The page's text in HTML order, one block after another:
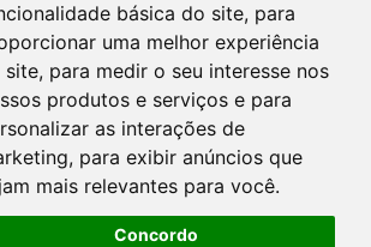
básica do site, para
uma melhor experiência
site, para medir o seu interesse nos
produtos e serviços e para
as interações de
, para exibir anúncios que
mais relevantes para você.
Concordo
WhatsApp é o principal canal
de atendimento do Coren-DF.